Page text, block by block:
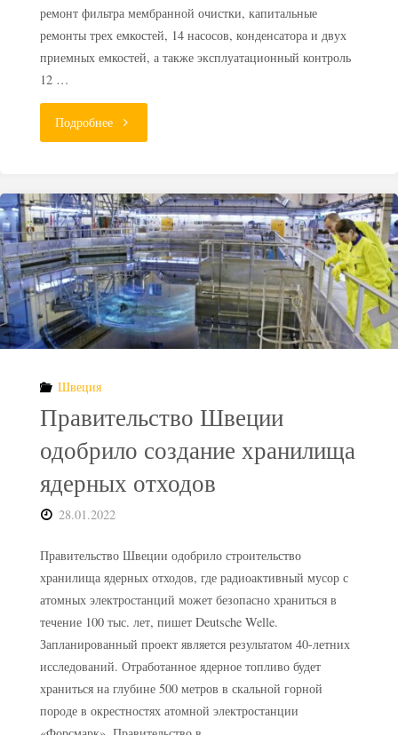
ремонт фильтра мембранной очистки, капитальные
ремонты трех емкостей, 14 насосов, конденсатора и двух
приемных емкостей, а также эксплуатационный контроль
12 …
Подробнее"На
АЭС
ремонтируют
комплекс
переработки
жидких
Швеция
Правительство Швеции
одобрило создание хранилища
ядерных отходов
28.01.2022
Правительство Швеции одобрило строительство
хранилища ядерных отходов, где радиоактивный мусор с
атомных электростанций может безопасно храниться в
течение 100 тыс. лет, пишет Deutsche Welle.
Запланированный проект является результатом 40-летних
исследований. Отработанное ядерное топливо будет
храниться на глубине 500 метров в скальной горной
породе в окрестностях атомной электростанции